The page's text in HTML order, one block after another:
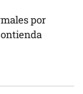
por